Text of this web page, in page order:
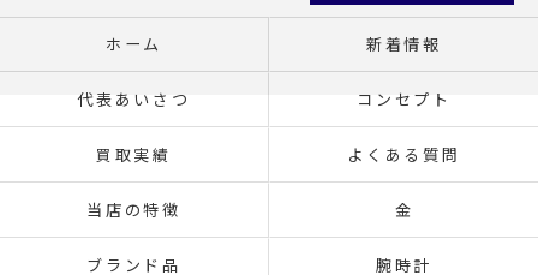
ホーム 新着情報
代表あいさつ コンセプト
買取実績 よくある質問
当店の特徴 金
ブランド品 腕時計